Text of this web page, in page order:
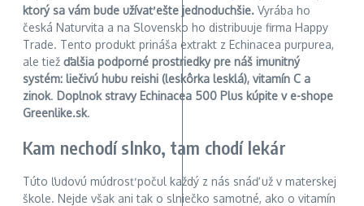
ktorý sa vám bude užívať ešte jednoduchšie. Vyrába ho
česká Naturvita a na Slovensko ho distribuuje firma Happy
Trade. Tento produkt prináša extrakt z Echinacea purpurea,
ale tiež ďalšia podporné prostriedky pre náš imunitný
systém: liečivú hubu reishi (leskôrka lesklá), vitamín C a
zinok. Doplnok stravy Echinacea 500 Plus kúpite v e-shope
Greenlike.sk.
Kam nechodí slnko, tam chodí lekár
Túto ľudovú múdrosť počul každý z nás snáď už v materskej
škole. Nejde však ani tak o slniečko samotné, ako o vitamín